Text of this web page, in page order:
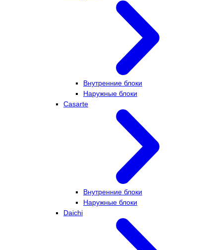
Внутренние блоки
Наружные блоки
Casarte
Внутренние блоки
Наружные блоки
Daichi